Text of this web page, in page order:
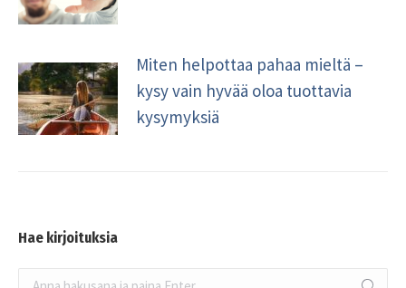
Miten helpottaa pahaa mieltä –
kysy vain hyvää oloa tuottavia
kysymyksiä
Hae kirjoituksia
Search: